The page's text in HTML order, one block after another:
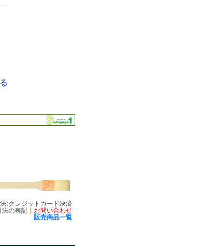
:クレジットカード決済
法の表記｜ お問い合わせ
販売商品一覧